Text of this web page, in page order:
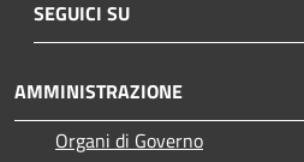
SEGUICI SU
AMMINISTRAZIONE
Organi di Governo